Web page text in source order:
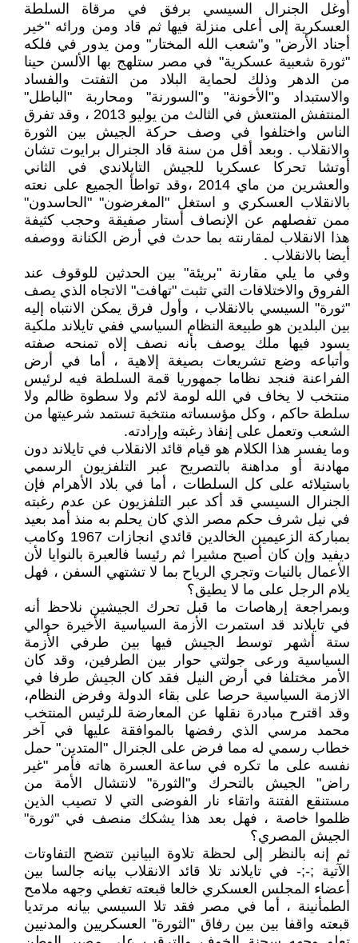
أوغل الجنرال السيسي برفق في مرقاة السلطة
العسكرية إلى أعلى منزلة فيها ثم قاد ومن ورائه "خير
أجناد الأرض" و"شعب الله المختار" ومن يدور في فلكه
"ثورة شعبية عسكرية" في مصر ستلهج بها الألسن حينا
من الدهر وذلك لحماية البلاد من التفتت والفساد
والاستبداد و"الأخونة" و"السورنة" ومحاربة "الباطل"
المنتفش المنتعش في الثالث من يوليو 2013 ، وقد تفرق
الناس واختلفوا في وصف حركة الجيش بين الثورة
والانقلاب . وبعد أقل من سنة قاد الجنرال برايوت تشان
أوتشا تحركا عسكريا للجيش التايلاندي في الثاني
والعشرين من ماي 2014 ،وقد تواطأ الجميع على نعته
بالانقلاب العسكري و استغل "المغرضون" "الحاسدون"
ممن تفصلهم عن الإنصاف أستار صفيقة وحجب كثيفة
هذا الانقلاب لمقارنته بما حدث في أرض الكنانة ووصفه
أيضا بالانقلاب .
وفي ما يلي مقارنة "بريئة" بين الحدثين للوقوف عند
الفروق والاختلافات التي تثبت "تهافت" الاتجاه الذي يصف
"ثورة" السيسي بالانقلاب ، وأول فرق يمكن الانتباه إليه
بين البلدين هو طبيعة النظام السياسي ففي تايلاند ملكية
يسود فيها ملك يوصف بأنه نصف إلاه تمنحه صفته
وأتباعه وضع تشريعات بصيغة إلاهية ، أما في أرض
الفراعنة فنجد نظاما جمهوريا قمة السلطة فيه لرئيس
منتخب لا يخاف في الله لومة لائم ولا سطوة ظالم ولا
سلطة حاكم ، وكل مؤسساته منتخبة تستمد شرعيتها من
الشعب وتعمل على إنفاذ رغبته وإرادته.
وما يفسر هذا الكلام هو قيام قائد الانقلاب في تايلاند دون
مهادنة أو مداهنة بالتصريح عبر التلفزيون الرسمي
باستيلائه على كل السلطات ، أما في بلاد الأهرام فإن
الجنرال السيسي قد أكد عبر التلفزيون عن عدم رغبته
في نيل شرف حكم مصر الذي كان يحلم به منذ أمد بعيد
بمباركة الزعيمين الخالدين قائدي انجازات 1967 وكامب
ديفيد وإن كان أصبح مشيرا ثم رئيسا فالعبرة بالنوايا لأن
الأعمال بالنيات وتجري الرياح بما لا تشتهي السفن ، فهل
يلام الرجل على ما لا يطيق؟
وبمراجعة إرهاصات ما قبل تحرك الجيشين نلاحظ أنه
في تايلاند قد استمرت الأزمة السياسية الأخيرة حوالي
ستة أشهر توسط الجيش فيها بين طرفي الأزمة
السياسية ورعى جولتي حوار بين الطرفين، وقد كان
الأمر مختلفا في أرض النيل فقد كان الجيش طرفا في
الازمة السياسية حرصا على بقاء الدولة وفرض النظام،
وقد اقترح مبادرة نقلها عن المعارضة للرئيس المنتخب
محمد مرسي الذي رفضها بالموافقة عليها في آخر
خطاب رسمي له مما فرض على الجنرال "المتدين" حمل
نفسه على ما تكره في ساعة العسرة هاته فأمر "غير
راض" الجيش بالتحرك و"الثورة" لانتشال الأمة من
مستنقع الفتنة واتقاء نار الفوضى التي لا تصيب الذين
ظلموا خاصة ، فهل بعد هذا يشكك منصف في "ثورة"
الجيش المصري؟
ثم إنه بالنظر إلى لحظة تلاوة البيانين تتضح التفاوتات
الآتية ;-;- في تايلاند تلا قائد الانقلاب بيانه جالسا بين
أعضاء المجلس العسكري خالعا قبعته تغطي وجهه ملامح
الطمأنينة ، أما في مصر فقد تلا السيسي بيانه مرتديا
قبعته واقفا بين بين رفاق "الثورة" العسكريين والمدنيين